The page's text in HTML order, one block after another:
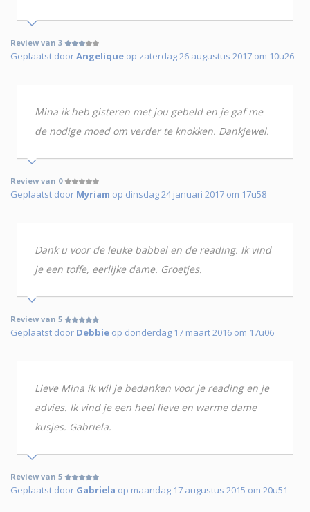
Review van 3
Geplaatst doorAngelique op zaterdag 26 augustus 2017 om 10u26
Mina ik heb gisteren met jou gebeld en je gaf me
de nodige moed om verder te knokken. Dankjewel.
Review van 0
Geplaatst door Myriam op dinsdag 24 januari 2017 om 17u58
Dank u voor de leuke babbel en de reading. Ik vind
je een toffe, eerlijke dame. Groetjes.
Review van 5
Geplaatst door Debbie op donderdag 17 maart 2016 om 17u06
Lieve Mina ik wil je bedanken voor je reading en je
advies. Ik vind je een heel lieve en warme dame
kusjes. Gabriela.
Review van 5
Geplaatst door Gabriela op maandag 17 augustus 2015 om 20u51